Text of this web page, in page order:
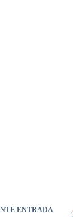
ENTRADA